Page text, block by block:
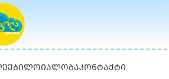
ᲚᲝᲘᲐᲚᲝᲑᲐᲙᲝᲜᲢᲐᲥᲢᲘ